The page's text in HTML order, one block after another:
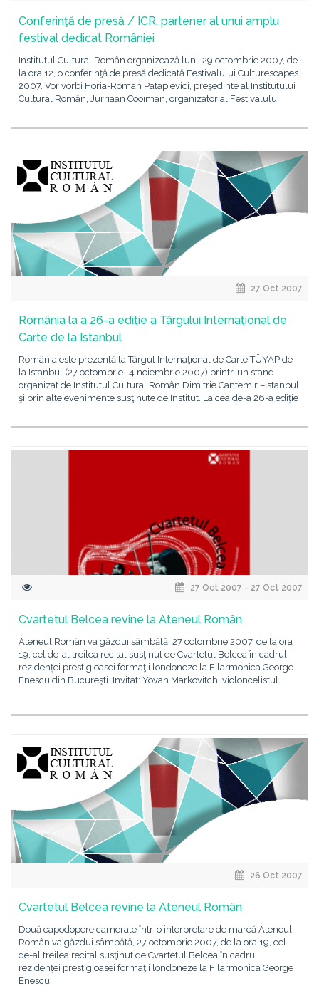
Conferinţă de presă / ICR, partener al unui amplu
festival dedicat României
Institutul Cultural Român organizează luni, 29 octombrie 2007, de
la ora 12, o conferinţă de presă dedicată Festivalului Culturescapes
2007. Vor vorbi Horia-Roman Patapievici, preşedinte al Institutului
Cultural Român, Jurriaan Cooiman, organizator al Festivalului
27 Oct 2007
România la a 26-a ediţie a Târgului Internaţional de
Carte de la Istanbul
România este prezentă la Târgul Internaţional de Carte TÜYAP de
la Istanbul (27 octombrie- 4 noiembrie 2007) printr-un stand
organizat de Institutul Cultural Român Dimitrie Cantemir –İstanbul
şi prin alte evenimente susţinute de Institut. La cea de-a 26-a ediţie
27 Oct 2007 - 27 Oct 2007
Cvartetul Belcea revine la Ateneul Român
Ateneul Român va găzdui sâmbătă, 27 octombrie 2007, de la ora
19, cel de-al treilea recital susţinut de Cvartetul Belcea în cadrul
rezidenţei prestigioasei formaţii londoneze la Filarmonica George
Enescu din Bucureşti. Invitat: Yovan Markovitch, violoncelistul
26 Oct 2007
Cvartetul Belcea revine la Ateneul Român
Două capodopere camerale într-o interpretare de marcă Ateneul
Român va găzdui sâmbătă, 27 octombrie 2007, de la ora 19, cel
de-al treilea recital susţinut de Cvartetul Belcea în cadrul
rezidenţei prestigioasei formaţii londoneze la Filarmonica George
Enescu